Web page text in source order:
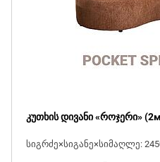
კუთხის დივანი «როჯერი»
სიგრძე×სიგანე×სიმაღლე: